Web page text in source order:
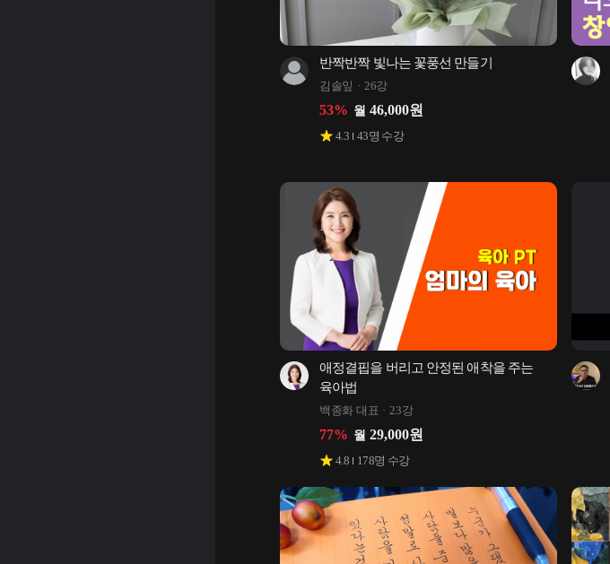
반짝반짝 빛나는 꽃풍선 만들기
김솔잎 26강
53% 월 46,000원
4.3 43명 수강
애정결핍을 버리고 안정된 애착을 주는
육아법
백종화 대표 23강
77% 월 29,000원
4.8 178명 수강